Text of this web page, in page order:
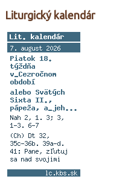
Liturgický kalendár